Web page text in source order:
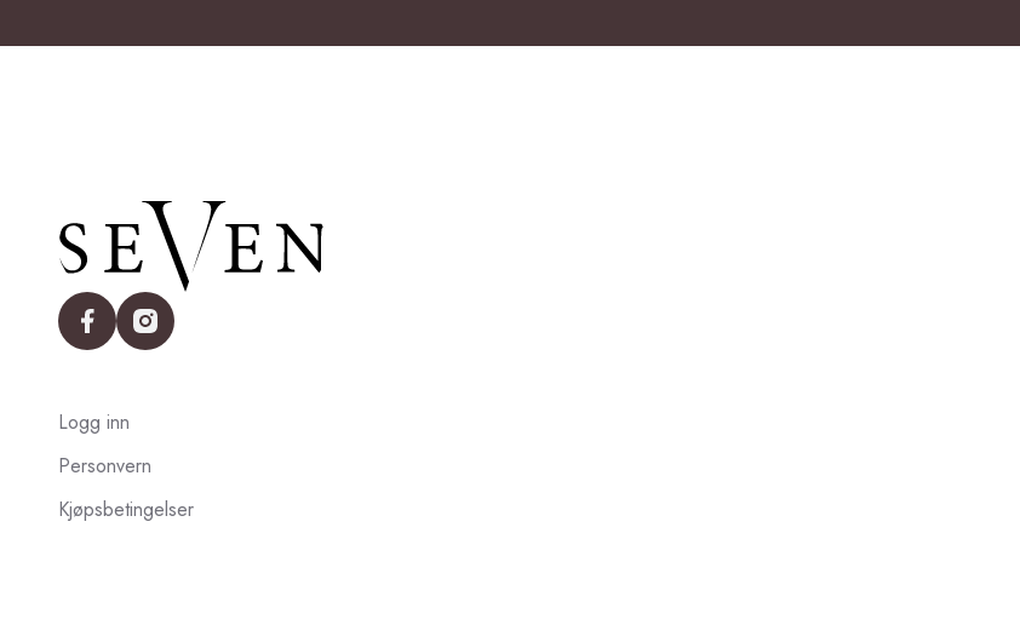
facebookinstagram
Logg inn
Personvern
Kjøpsbetingelser